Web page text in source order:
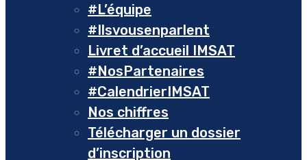
#L’équipe
#Ilsvousenparlent
Livret d’accueil IMSAT
#NosPartenaires
#CalendrierIMSAT
Nos chiffres
Télécharger un dossier
d’inscription